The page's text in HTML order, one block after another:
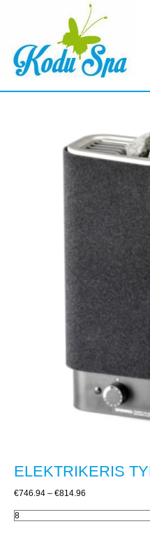
ELEKTRIKERIS
€746.94 – €814.96